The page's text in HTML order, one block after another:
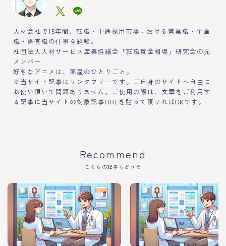
人材会社で15年間、転職・中途採用市場における営業職・企画
職・調査職の仕事を経験。
社団法人人材サービス産業協議会「転職賃金相場」研究会の元
メンバー
好きなアニメは、薬屋のひとりごと。
※当サイト記事はリンクフリーです。ご自身のサイトへ自由に
お使い頂いて問題ありません。ご使用の際は、文章をご利用す
る記事に当サイトの対象記事URLを貼って頂ければOKです。
Recommend
こちらの記事もどうぞ